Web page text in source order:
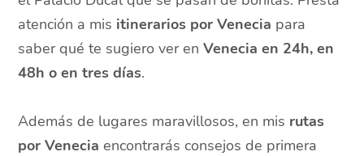
atención a mis itinerarios por Venecia para
saber qué te sugiero ver enVenecia en 24h, en
48h o en tres días.
Además de lugares maravillosos, en mis rutas
por Venecia encontrarás consejos de primera